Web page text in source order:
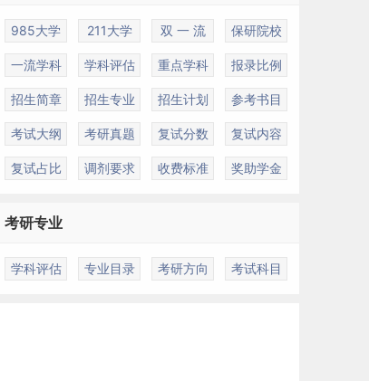
985大学 211大学 双 一 流 保研院校
一流学科 学科评估 重点学科 报录比例
招生简章 招生专业 招生计划 参考书目
考试大纲 考研真题 复试分数 复试内容
复试占比 调剂要求 收费标准 奖助学金
考研专业
学科评估 专业目录 考研方向 考试科目